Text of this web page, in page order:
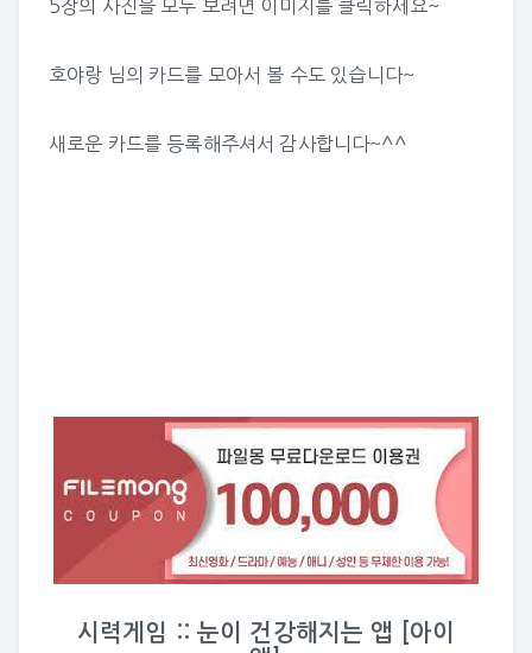
5장의 사진을 모두 보려면 이미지를 클릭하세요~
호야랑 님의 카드를 모아서 볼 수도 있습니다~
새로운 카드를 등록해주셔서 감사합니다~^^
시력게임 :: 눈이 건강해지는 앱 [아이